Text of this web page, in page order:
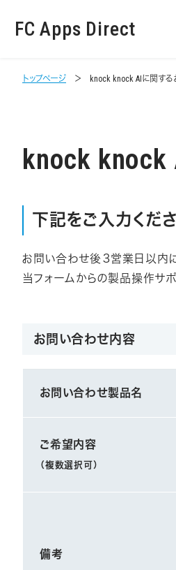
FC Apps Direct
トップページ knock knock AIに関す
knock
下記をご入力くださ
お問い合わせ後３営業日以内
当フォームからの製品操作サ
お問い合わせ内容
お問い合わせ製品名
ご希望内容
（複数選択可）
備考